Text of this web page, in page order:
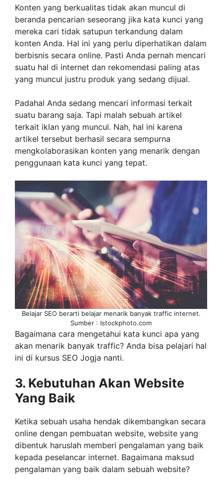
Konten yang berkualitas tidak akan muncul di
beranda pencarian seseorang jika kata kunci yang
mereka cari tidak satupun terkandung dalam
konten Anda. Hal ini yang perlu diperhatikan dalam
berbisnis secara online. Pasti Anda pernah mencari
suatu hal di internet dan rekomendasi paling atas
yang muncul justru produk yang sedang dijual.
Padahal Anda sedang mencari informasi terkait
suatu barang saja. Tapi malah sebuah artikel
terkait iklan yang muncul. Nah, hal ini karena
artikel tersebut berhasil secara sempurna
mengkolaborasikan konten yang menarik dengan
penggunaan kata kunci yang tepat.
Belajar SEO berarti belajar menarik banyak traffic internet.
Sumber : Istockphoto.com
Bagaimana cara mengetahui kata kunci apa yang
akan menarik banyak traffic? Anda bisa pelajari hal
ini di kursus SEO Jogja nanti.
3. Kebutuhan Akan Website
Yang Baik
Ketika sebuah usaha hendak dikembangkan secara
online dengan pembuatan website, website yang
dibentuk haruslah memberi pengalaman yang baik
kepada peselancar internet. Bagaimana maksud
pengalaman yang baik dalam sebuah website?